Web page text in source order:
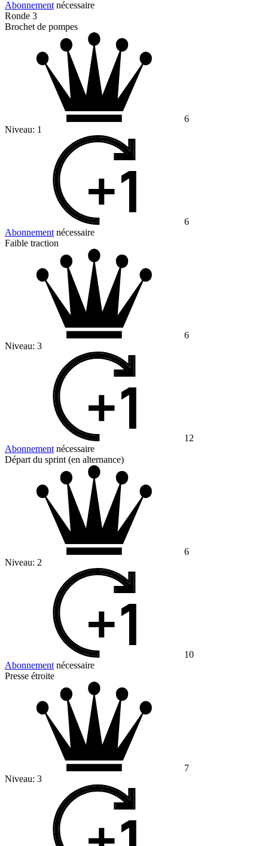
Abonnement nécessaire
Ronde 3
Brochet de pompes
6
Niveau: 1
6
Abonnement nécessaire
Faible traction
6
Niveau: 3
12
Abonnement nécessaire
Départ du sprint (en alternance)
6
Niveau: 2
10
Abonnement nécessaire
Presse étroite
7
Niveau: 3